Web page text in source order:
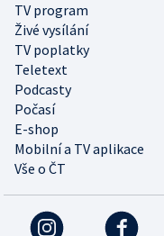
TV program
Živé vysílání
TV poplatky
Teletext
Podcasty
Počasí
E-shop
Mobilní a TV aplikace
Vše o ČT